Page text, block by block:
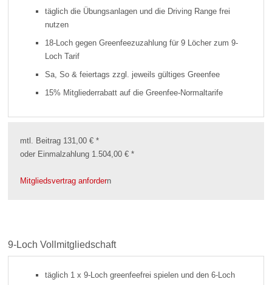
täglich die Übungsanlagen und die Driving Range frei
nutzen
18-Loch gegen Greenfeezuzahlung für 9 Löcher zum 9-
Loch Tarif
Sa, So & feiertags zzgl. jeweils gültiges Greenfee
15% Mitgliederrabatt auf die Greenfee-Normaltarife
mtl. Beitrag 131,00 € *
oder Einmalzahlung 1.504,00 € *
Mitgliedsvertrag anfordern
9-Loch Vollmitgliedschaft
täglich 1 x 9-Loch greenfeefrei spielen und den 6-Loch